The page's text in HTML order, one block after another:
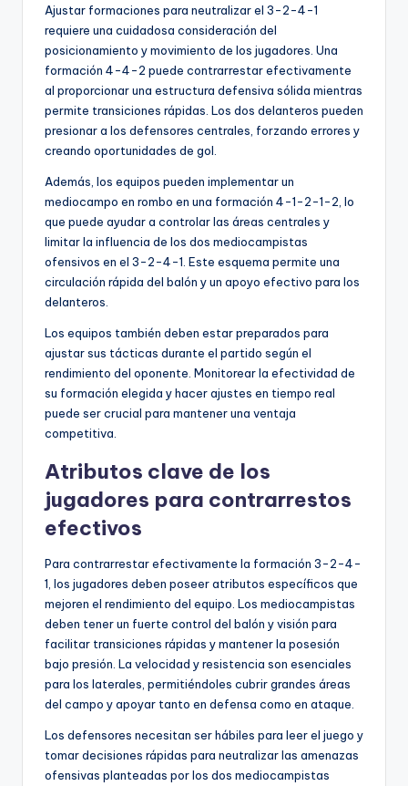
Ajustar formaciones para neutralizar el 3-2-4-1
requiere una cuidadosa consideración del
posicionamiento y movimiento de los jugadores. Una
formación 4-4-2 puede contrarrestar efectivamente
al proporcionar una estructura defensiva sólida mientras
permite transiciones rápidas. Los dos delanteros pueden
presionar a los defensores centrales, forzando errores y
creando oportunidades de gol.
Además, los equipos pueden implementar un
mediocampo en rombo en una formación 4-1-2-1-2, lo
que puede ayudar a controlar las áreas centrales y
limitar la influencia de los dos mediocampistas
ofensivos en el 3-2-4-1. Este esquema permite una
circulación rápida del balón y un apoyo efectivo para los
delanteros.
Los equipos también deben estar preparados para
ajustar sus tácticas durante el partido según el
rendimiento del oponente. Monitorear la efectividad de
su formación elegida y hacer ajustes en tiempo real
puede ser crucial para mantener una ventaja
competitiva.
Atributos clave de los
jugadores para contrarrestos
efectivos
Para contrarrestar efectivamente la formación 3-2-4-
1, los jugadores deben poseer atributos específicos que
mejoren el rendimiento del equipo. Los mediocampistas
deben tener un fuerte control del balón y visión para
facilitar transiciones rápidas y mantener la posesión
bajo presión. La velocidad y resistencia son esenciales
para los laterales, permitiéndoles cubrir grandes áreas
del campo y apoyar tanto en defensa como en ataque.
Los defensores necesitan ser hábiles para leer el juego y
tomar decisiones rápidas para neutralizar las amenazas
ofensivas planteadas por los dos mediocampistas